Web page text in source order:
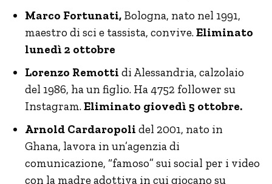
Marco Fortunati, Bologna, nato nel 1991,
maestro di sci e tassista, convive.Eliminato
lunedì 2 ottobre
Lorenzo Remotti di Alessandria, calzolaio
del 1986, ha un figlio. Ha 4752 follower su
Instagram.Eliminato giovedì 5 ottobre.
Arnold Cardaropoli del 2001, nato in
Ghana, lavora in un’agenzia di
comunicazione, “famoso” sui social per i video
con la madre adottiva in cui giocano su